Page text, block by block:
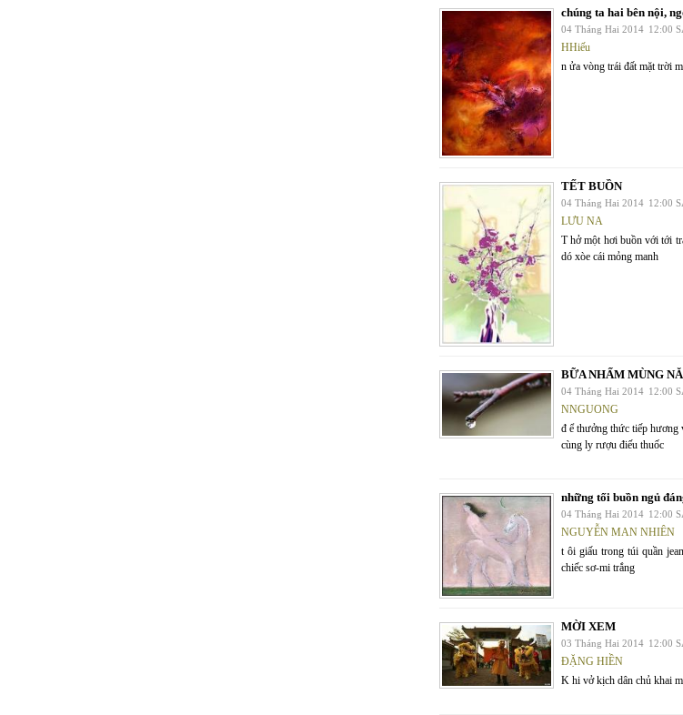
chúng ta hai bên nội,
04 Tháng Hai 2014 12:00
HHiếu
n ửa vòng trái đất mặt trời
TẾT BUỒN
04 Tháng Hai 2014 12:00
LƯU NA
T hở một hơi buồn với tới
dó xòe cái mỏng manh
BỮA NHẤM MÙNG
04 Tháng Hai 2014 12:00
NNGUONG
đ ể thưởng thức tiếp hương
cùng ly rượu điếu thuốc
những tối buồn ngủ
04 Tháng Hai 2014 12:00
NGUYỄN MAN NHIÊN
t ôi giấu trong túi quần
chiếc sơ-mi trắng
MỜI XEM
03 Tháng Hai 2014 12:00
ĐẶNG HIỀN
K hi vở kịch dân chủ khai